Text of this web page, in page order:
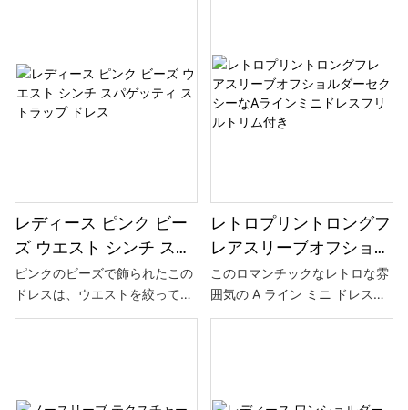
女性のためにデザインされてい
ます。
ニークなラウンドネックライン
が特徴で、全体的な外観に反逆
性と個性を加えます。 長袖のカ
ットは腕のラインを美しく見せ
ティー、集まり、または日常着
に最適で、ユニークな魅力を簡
単に表現できます。
レディース ピンク ビー
ズ ウエスト シンチ スパ
ゲッティ ストラップ ド
レス
ピンクのビーズで飾られたこの
ドレスは、ウエストを絞って女
性の曲線を強調し、スパゲッテ
の女性を魅了します。
レトロプリントロングフ
レアスリーブオフショル
ダーセクシーなAライン
ミニドレスフリルトリム
付き
このロマンチックなレトロな雰
囲気の A ライン ミニ ドレス
は、長いフレアスリーブ、オフ
プリント パターンで引き立てら